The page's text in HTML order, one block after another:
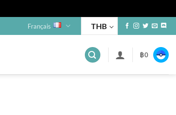
Français THB
฿0